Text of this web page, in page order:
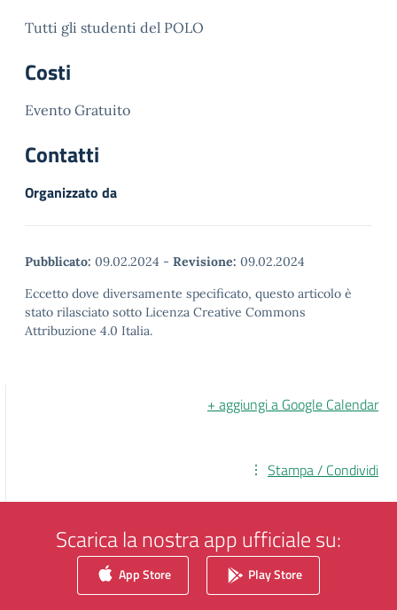
Tutti gli studenti del POLO
Costi
Evento Gratuito
Contatti
Organizzato da
Pubblicato: 09.02.2024 - Revisione: 09.02.2024
Eccetto dove diversamente specificato, questo articolo è
stato rilasciato sotto Licenza Creative Commons
Attribuzione 4.0 Italia.
+ aggiungi a Google Calendar
Stampa / Condividi
Scarica la nostra app ufficiale su:
App Store Play Store